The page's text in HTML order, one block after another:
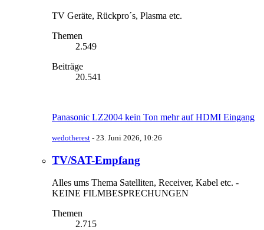
TV Geräte, Rückpro´s, Plasma etc.
Themen
2.549
Beiträge
20.541
Panasonic LZ2004 kein Ton mehr auf HDMI Eingang
wedotherest - 23. Juni 2026, 10:26
TV/SAT-Empfang
Alles ums Thema Satelliten, Receiver, Kabel etc. -
KEINE FILMBESPRECHUNGEN
Themen
2.715